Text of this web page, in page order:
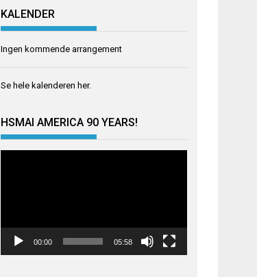
KALENDER
Ingen kommende arrangement
Se hele kalenderen her.
HSMAI AMERICA 90 YEARS!
00:00 05:58